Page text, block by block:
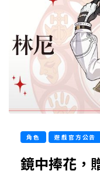
角色 遊戲官方公告
鏡中捧花，